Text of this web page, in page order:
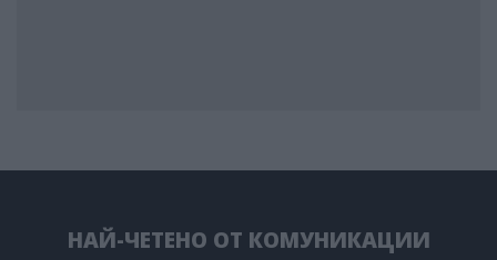
НАЙ-ЧЕТЕНО ОТ КОМУНИКАЦИИ